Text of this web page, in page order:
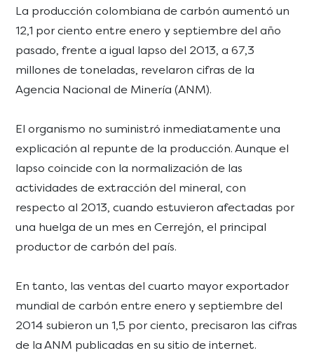
La producción colombiana de carbón aumentó un
12,1 por ciento entre enero y septiembre del año
pasado, frente a igual lapso del 2013, a 67,3
millones de toneladas, revelaron cifras de la
Agencia Nacional de Minería (ANM).
El organismo no suministró inmediatamente una
explicación al repunte de la producción. Aunque el
lapso coincide con la normalización de las
actividades de extracción del mineral, con
respecto al 2013, cuando estuvieron afectadas por
una huelga de un mes en Cerrejón, el principal
productor de carbón del país.
En tanto, las ventas del cuarto mayor exportador
mundial de carbón entre enero y septiembre del
2014 subieron un 1,5 por ciento, precisaron las cifras
de la ANM publicadas en su sitio de internet.